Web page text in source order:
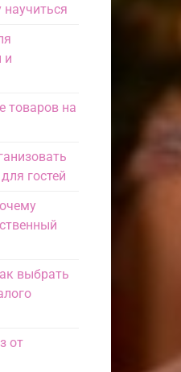
и
товаров на
гостей
выбрать
от